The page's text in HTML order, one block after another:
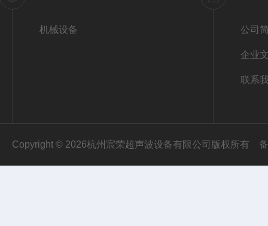
机械设备 公司
企业
联系
Copyright © 2026杭州宸荣超声波设备有限公司版权所有